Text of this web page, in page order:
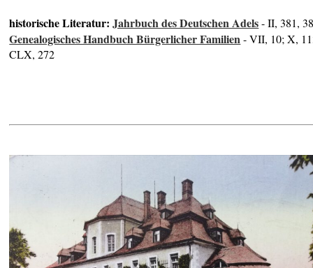
historische Literatur:Jahrbuch des Deutschen Adels- II, 381,
Genealogisches Handbuch Bürgerlicher Familien- VII, 10; X,
CLX, 272